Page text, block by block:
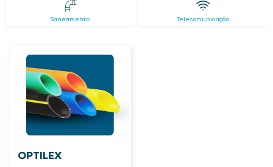
Saneamento Telecomunicação
OPTILEX